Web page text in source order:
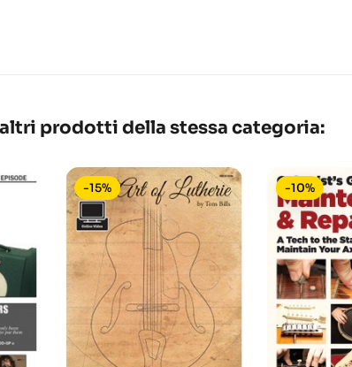
prodotti della stessa categoria:
-15% -10%